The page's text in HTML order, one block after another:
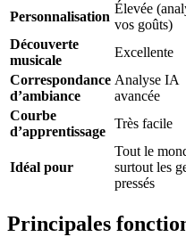
Personnalisation
Élevée
vos goûts)
Découverte
musicale
Excellente
Correspondance
d’ambiance
Analyse IA
avancée
Courbe
d’apprentissage
Très facile
Idéal pour
Tout le
surtout les
pressés
Principales